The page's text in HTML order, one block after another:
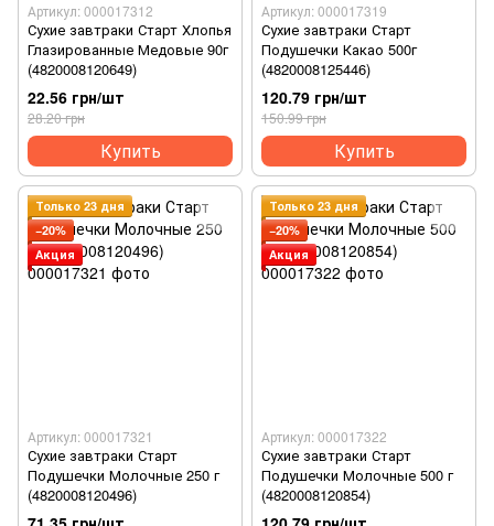
Артикул: 000017312
Сухие завтраки Старт Хлопья
Глазированные Медовые 90г
(4820008120649)
22.56 грн/шт
28.20 грн
Купить
Артикул: 000017319
Сухие завтраки Старт
Подушечки Какао 500г
(4820008125446)
120.79 грн/шт
150.99 грн
Купить
Только 23 дня
−20%
Акция
Артикул: 000017321
Сухие завтраки Старт
Подушечки Молочные 250 г
(4820008120496)
Только 23 дня
−20%
Акция
Артикул: 000017322
Сухие завтраки Старт
Подушечки Молочные 500 г
(4820008120854)